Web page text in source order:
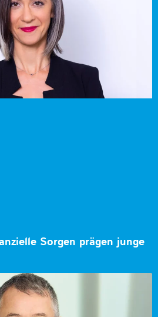
Sorgen prägen junge